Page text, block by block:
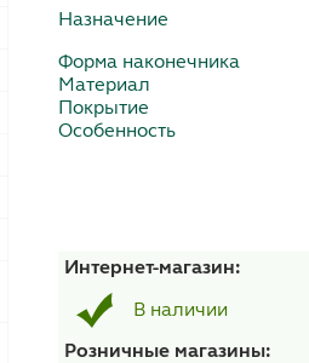
Назначение
Форма наконечника
Материал
Покрытие
Особенность
Интернет-магазин:
В наличии
Розничные магазины: